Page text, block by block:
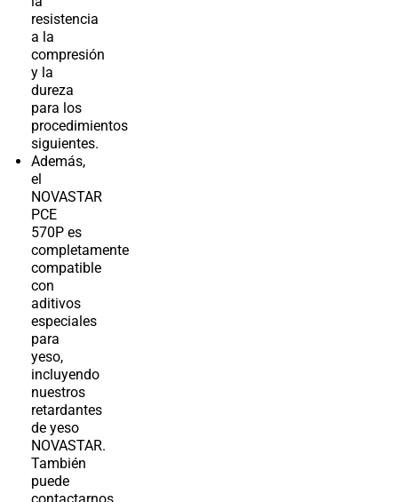
resistencia
a la
compresión
y la
dureza
para los
procedimientos
siguientes.
Además,
el
NOVASTAR
PCE
570P es
completamente
compatible
con
aditivos
especiales
para
yeso,
incluyendo
nuestros
retardantes
de yeso
NOVASTAR.
También
puede